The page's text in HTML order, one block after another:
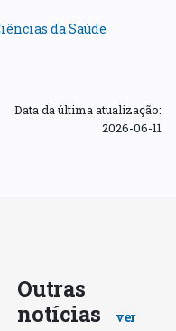
da Saúde
Data da última atualização:
2026-06-11
Outras
notícias
ver